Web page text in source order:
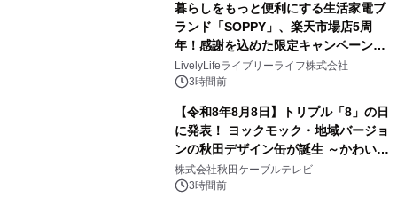
暮らしをもっと便利にする生活家電ブ
ランド「SOPPY」、楽天市場店5周
年！感謝を込めた限定キャンペーンを
8月10日より開催
LivelyLifeライブリーライフ株式会社
3時間前
【令和8年8月8日】トリプル「8」の日
に発表！ ヨックモック・地域バージョ
ンの秋田デザイン缶が誕生 ～かわいい
秋田犬の子犬と秋田の四季と名所を巡
るパッケージ～ 9月1日(火)秋田県内で
株式会社秋田ケーブルテレビ
3時間前